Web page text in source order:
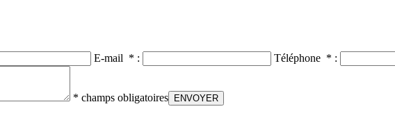
E-mail * : Téléphone * :
* champs obligatoires